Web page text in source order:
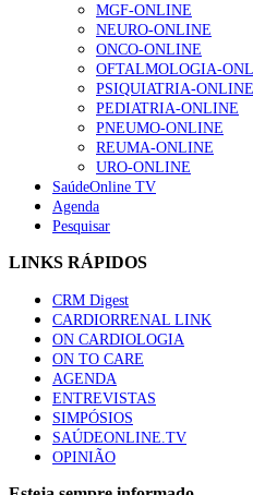
Quase quatro em
apresentavam níveis
86 visualizações
“Os programas de
custo-efetivos e
sustentável para os
66 visualizações
Trodelvy aprovado
elegíveis para
61 visualizações
Especialistas
para ajudar a controlar
57 visualizações
MGF-ONLINE
NEURO-ONLINE
ONCO-ONLINE
OFTALMOLOGIA-
PSIQUIATRIA-ONLINE
PEDIATRIA-ONLINE
PNEUMO-ONLINE
REUMA-ONLINE
URO-ONLINE
SaúdeOnline TV
Agenda
Pesquisar
LINKS RÁPIDOS
CRM Digest
CARDIORRENAL LINK
ON CARDIOLOGIA
ON TO CARE
AGENDA
ENTREVISTAS
SIMPÓSIOS
SAÚDEONLINE.TV
OPINIÃO